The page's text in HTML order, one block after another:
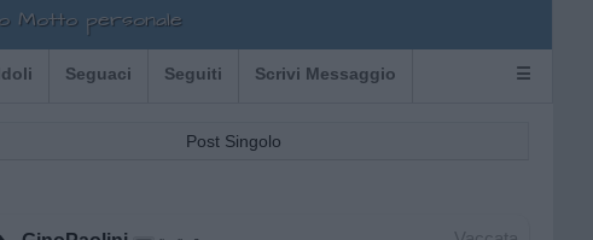
Motto personale
Seguaci Seguiti Scrivi Messaggio ☰
Post Singolo